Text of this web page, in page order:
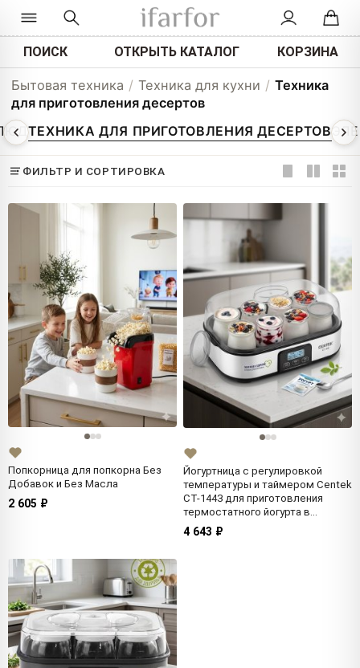
ПОИСК ОТКРЫТЬ КАТАЛОГ КОРЗИНА
Бытовая техника / Техника для кухни / Техника
для приготовления десертов
ТЕХНИКА ДЛЯ ПРИГОТОВЛЕНИЯ ДЕСЕРТОВ
ФИЛЬТР И СОРТИРОВКА
Попкорница для попкорна Без
Добавок и Без Масла
2 605 ₽
Йогуртница с регулировкой
температуры и таймером Centek
СТ-1443 для приготовления
термостатного йогурта в
баночках
4 643 ₽